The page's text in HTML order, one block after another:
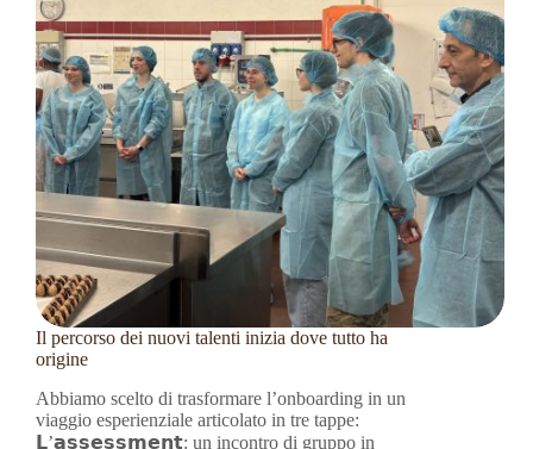
Il percorso dei nuovi talenti inizia dove tutto ha
origine
Abbiamo scelto di trasformare l’onboarding in un
viaggio esperienziale articolato in tre tappe:
𝗟’𝗮𝘀𝘀𝗲𝘀𝘀𝗺𝗲𝗻𝘁: un incontro di gruppo in